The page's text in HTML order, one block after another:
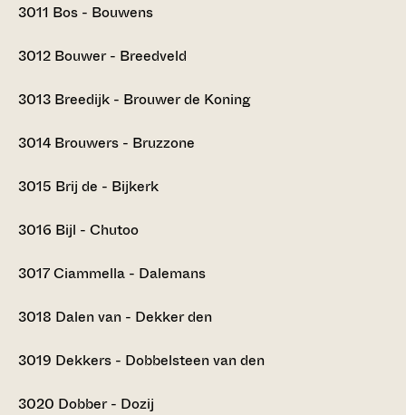
3011 Bos - Bouwens
3012 Bouwer - Breedveld
3013 Breedijk - Brouwer de Koning
3014 Brouwers - Bruzzone
3015 Brij de - Bijkerk
3016 Bijl - Chutoo
3017Ciammella - Dalemans
3018 Dalen van - Dekker den
3019 Dekkers - Dobbelsteen van den
3020 Dobber - Dozij